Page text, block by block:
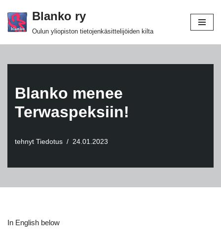
Siirry
Blanko ry
Oulun yliopiston tietojenkäsittelijöiden kilta
Blanko menee
Terwaspeksiin!
tehnyt Tiedotus 24.01.2023
In English below